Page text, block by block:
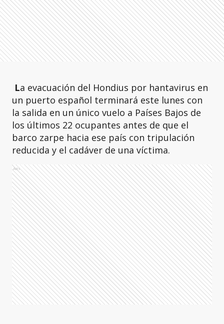
La evacuación del Hondius por hantavirus en
un puerto español terminará este lunes con
la salida en un único vuelo a Países Bajos de
los últimos 22 ocupantes antes de que el
barco zarpe hacia ese país con tripulación
reducida y el cadáver de una víctima.
Ads